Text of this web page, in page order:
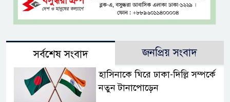
সর্বশেষ সংবাদ জনপ্রিয় সংবাদ
হাসিনাকে ঘিরে ঢাকা-দিল্লি সম্পর্কে
নতুন টানাপোড়েন